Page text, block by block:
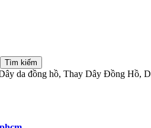
da đồng hồ, Thay Dây Đồng Hồ,